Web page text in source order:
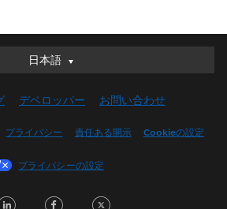
日本語
日本語
English (UK)
Français (Canada)
デベロッパー お問い合わせ
プライバシー 責任ある開示 Cookieの設定
プライバシーの設定
LinkedInFacebook